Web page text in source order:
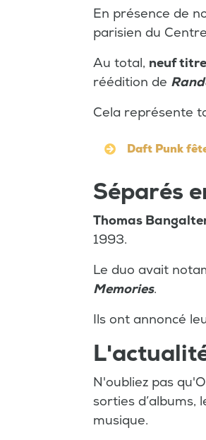
En présence de
parisien du
Au total, neuf
réédition de
Cela représente
Daft Punk
Séparés
Thomas
1993.
Le duo avait
Memories.
Ils ont annoncé
N'oubliez pas
sorties d’albums,
musique.